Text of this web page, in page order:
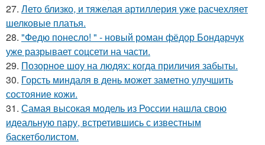
27. Лето близко, и тяжелая артиллерия уже расчехляет
шелковые платья.
28. "Федю понесло! " - новый роман фёдор Бондарчук
уже разрывает соцсети на части.
29. Позорное шоу на людях: когда приличия забыты.
30. Горсть миндаля в день может заметно улучшить
состояние кожи.
31. Самая высокая модель из России нашла свою
идеальную пару, встретившись с известным
баскетболистом.